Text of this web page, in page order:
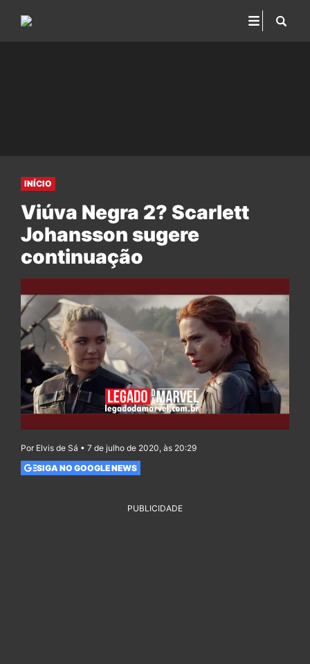
INÍCIO
Viúva Negra 2? Scarlett
Johansson sugere
continuação
Por Elvis de Sá • 7 de julho de 2020, às 20:29
SIGA NO GOOGLE NEWS
PUBLICIDADE